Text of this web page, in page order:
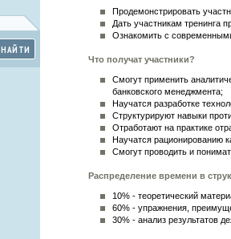
НАЙТИ
Продемонстрировать
Дать участникам тренинга
Ознакомить с
Что получат участники?
Смогут применить
банковского менеджмента;
Научатся разработке
Структурируют навыки
Отработают на практике
Научатся рационированию
Смогут проводить и
Распределение времени в
10% - теоретический
60% - упражнения,
30% - анализ результатов